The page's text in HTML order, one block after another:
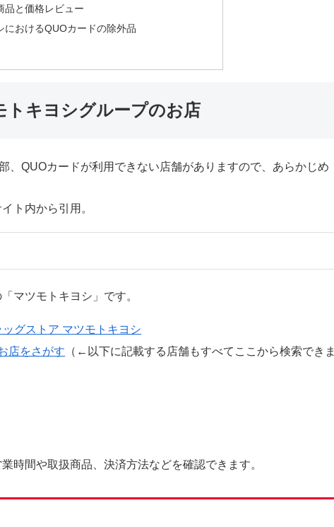
品と価格レビュー
におけるQUOカードの除外品
トキヨシグループのお店
、QUOカードが利用できない店舗がありますので、あらかじめ
ト内から引用。
マツモトキヨシ」です。
ッグストア マツモトキヨシ
店をさがす （←以下に記載する店舗もすべてここから検索できま
時間や取扱商品、決済方法などを確認できます。